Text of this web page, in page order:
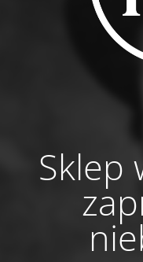
Sklep